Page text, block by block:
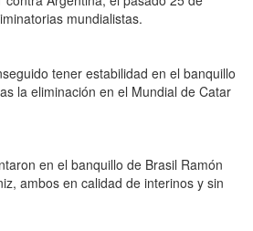
mundialistas.
tener estabilidad en el banquillo
la eliminación en el Mundial de Catar
en el banquillo de Brasil Ramón
ambos en calidad de interinos y sin